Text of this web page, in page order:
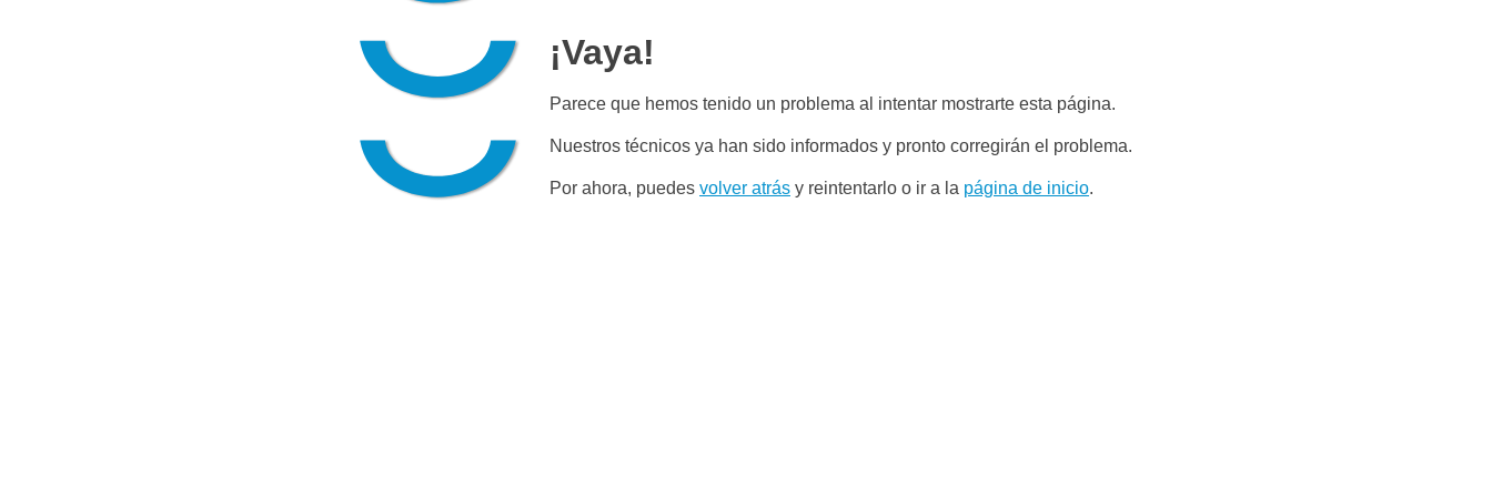
¡Vaya!
Parece que hemos tenido un problema al intentar mostrarte esta página.
Nuestros técnicos ya han sido informados y pronto corregirán el problema.
Por ahora, puedes volver atrásy reintentarlo o ir a la página de inicio.